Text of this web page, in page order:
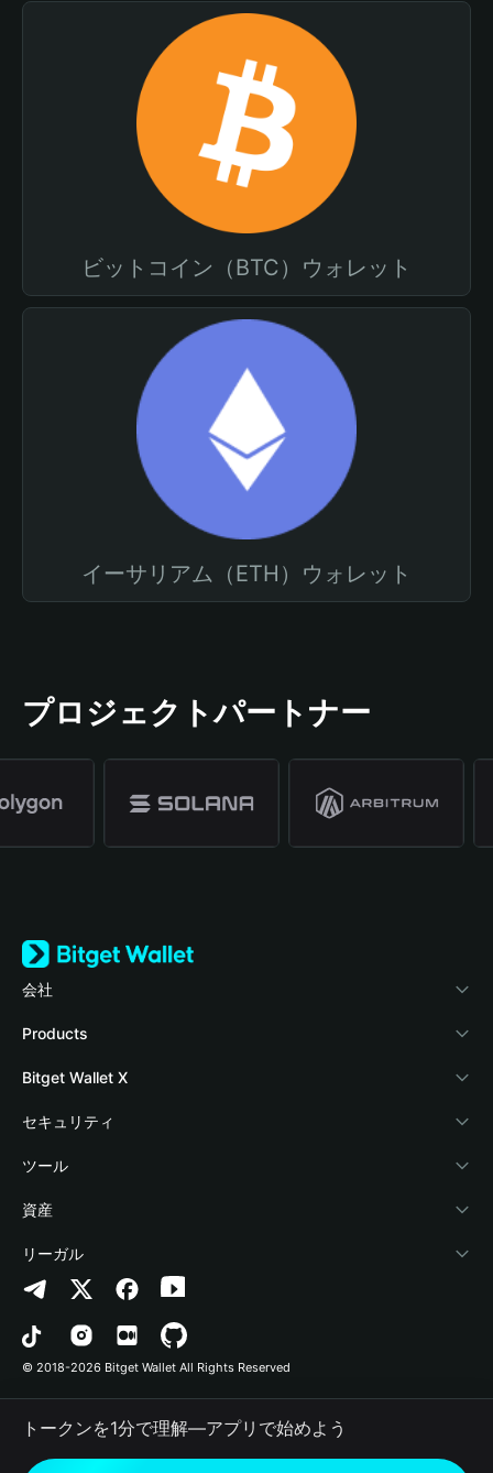
ビットコイン（BTC）ウォレット
イーサリアム（ETH）ウォレット
プロジェクトパートナー
会社
Bitget Walletについて
ブログ
アカデミー
暗号資産ニュース
Help Center
お問い合わせ
ブランドリソース
キャリア
Products
Crypto Card
Stablecoin Earn
Payfi Crypto
Crypto Swap API
Altcoin Season Index
Prediction Markets
DApp
RWA
Bitget Wallet X
デベロッパー
ウォレットを接続
Bitget Wallet Pay
プロジェクトを掲載
セキュリティ
保護基金
セキュリティ技術
ツール
暗号資産を購入
認証検出
コントラクト検出
一括送金
資産
Arbitrum
Avalanche
Bitcoin
Polygon
リーガル
プライバシーポリシー
利用規約
© 2018-2026 Bitget Wallet All Rights Reserved
トークンを1分で理解―アプリで始めよう